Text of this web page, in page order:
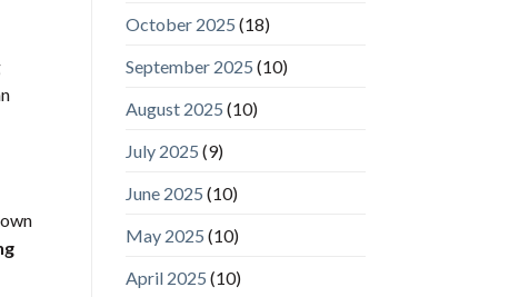
October 2025 (18)
September 2025 (10)
August 2025 (10)
July 2025 (9)
June 2025 (10)
May 2025 (10)
April 2025 (10)